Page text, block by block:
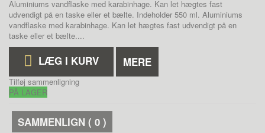
Aluminiums vandflaske med karabinhage. Kan let hægtes fast
udvendigt på en taske eller et bælte. Indeholder 550 ml. Aluminiums
vandflaske med karabinhage. Kan let hægtes fast udvendigt på en
taske eller et bælte....
LÆG I KURV MERE
Tilføj sammenligning
PÅ LAGER
SAMMENLIGN ( 0 )